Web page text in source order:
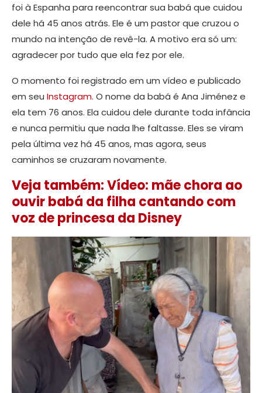
foi à Espanha para reencontrar sua babá que cuidou
dele há 45 anos atrás. Ele é um pastor que cruzou o
mundo na intenção de revê-la. A motivo era só um:
agradecer por tudo que ela fez por ele.
O momento foi registrado em um vídeo e publicado
em seu Instagram. O nome da babá é Ana Jiménez e
ela tem 76 anos. Ela cuidou dele durante toda infância
e nunca permitiu que nada lhe faltasse. Eles se viram
pela última vez há 45 anos, mas agora, seus
caminhos se cruzaram novamente.
Veja também: Vídeo: mãe chora ao
ouvir babá da filha cantando com
voz de princesa da Disney